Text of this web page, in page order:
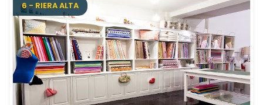
6 - RIERA ALTA